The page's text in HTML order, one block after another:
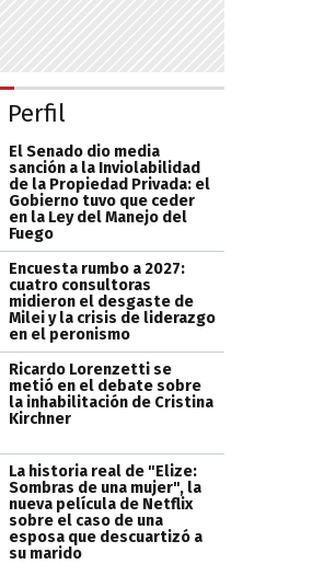
Perfil
El Senado dio media
sanción a la Inviolabilidad
de la Propiedad Privada: el
Gobierno tuvo que ceder
en la Ley del Manejo del
Fuego
Encuesta rumbo a 2027:
cuatro consultoras
midieron el desgaste de
Milei y la crisis de liderazgo
en el peronismo
Ricardo Lorenzetti se
metió en el debate sobre
la inhabilitación de Cristina
Kirchner
La historia real de "Elize:
Sombras de una mujer", la
nueva película de Netflix
sobre el caso de una
esposa que descuartizó a
su marido